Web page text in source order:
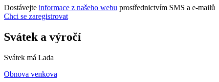
Dostávejte informace z našeho webu prostřednictvím SMS a e-mailů
Chci se zaregistrovat
Svátek a výročí
Svátek má Lada
Obnova venkova